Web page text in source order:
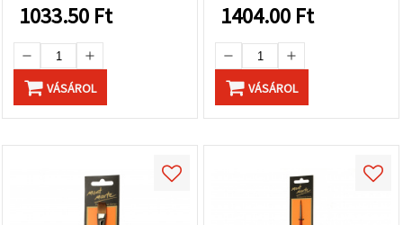
1033.50 Ft
VÁSÁROL
1404.00 Ft
VÁSÁROL